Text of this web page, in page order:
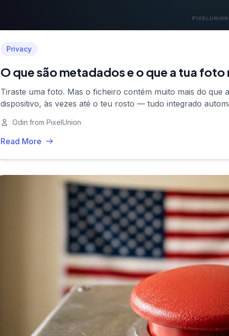
Privacy
O que são metadados e o que a tua
Tiraste uma foto. Mas o ficheiro contém muito mais do que
dispositivo, às vezes até o teu rosto — tudo integrado
Odin from PixelUnion
Read More